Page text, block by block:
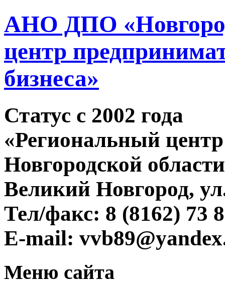
АНО ДПО
центр
бизнеса»
Статус c 2002 года
«Региональный
Новгородской
Великий Новгород,
Тел/факс: 8 (8162) 73
E-mail:
Меню сайта